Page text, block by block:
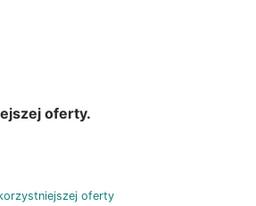
oferty.
oferty